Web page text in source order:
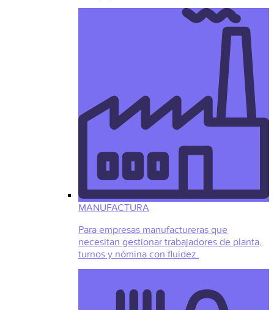
MANUFACTURA
Para empresas manufactureras que
necesitan gestionar trabajadores de planta,
turnos y nómina con fluidez.